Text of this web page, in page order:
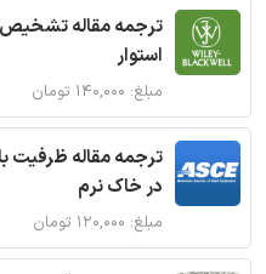
ترجمه مقاله تشخیص
استوار
مبلغ: ۱۴۰,۰۰۰ تومان
ترجمه مقاله ظرفیت
در خاک نرم
مبلغ: ۱۲۰,۰۰۰ تومان